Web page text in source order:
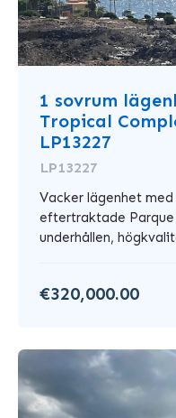
1 sovrum
Tropical
LP13227
LP13227
Vacker lägenhet
eftertraktade
underhållen,
€320,000.00